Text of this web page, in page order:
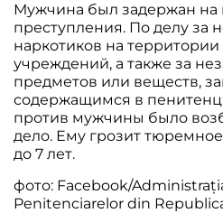
Мужчина был задержан на
преступления. По делу за
наркотиков на
учреждений, а также за
предметов или веществ,
содержащимся в
против мужчины было
дело. Ему грозит
до 7 лет.
фото: Facebook/
Penitenciarelor din